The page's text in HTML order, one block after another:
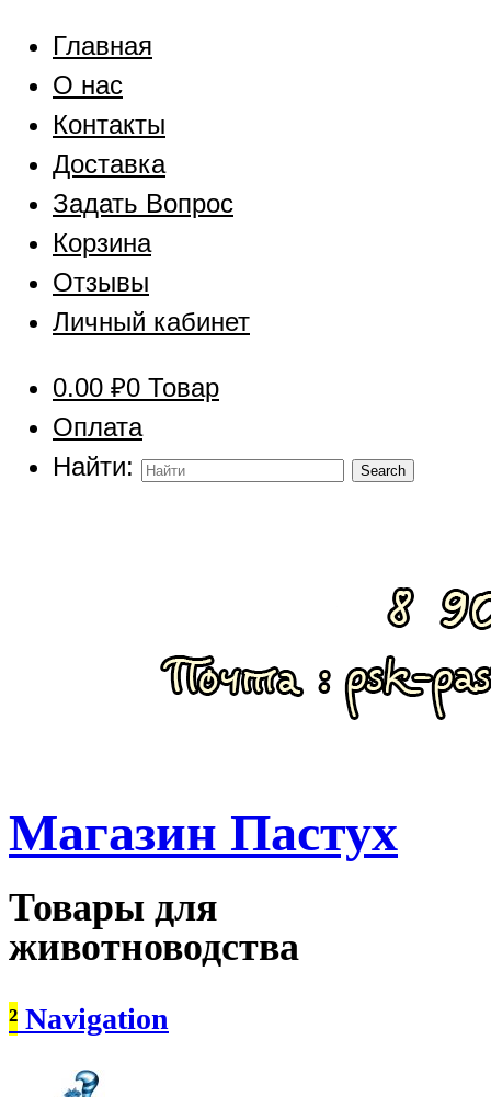
Главная
О нас
Контакты
Доставка
Задать Вопрос
Корзина
Отзывы
Личный кабинет
0.00 ₽0 Товар
Оплата
Найти:
Магазин Пастух
Товары для
животноводства
² Navigation